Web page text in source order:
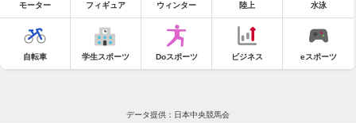
モーター フィギュア ウィンター 陸上 水泳
自転車 学生スポーツ Doスポーツ ビジネス eスポーツ
データ提供：日本中央競馬会